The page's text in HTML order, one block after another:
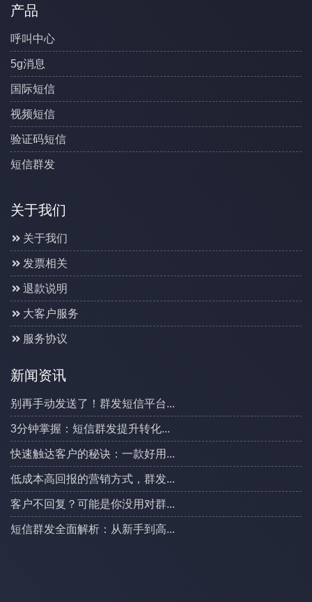
产品
呼叫中心
5g消息
国际短信
视频短信
验证码短信
短信群发
关于我们
关于我们
发票相关
退款说明
大客户服务
服务协议
新闻资讯
别再手动发送了！群发短信平台...
3分钟掌握：短信群发提升转化...
快速触达客户的秘诀：一款好用...
低成本高回报的营销方式，群发...
客户不回复？可能是你没用对群...
短信群发全面解析：从新手到高...